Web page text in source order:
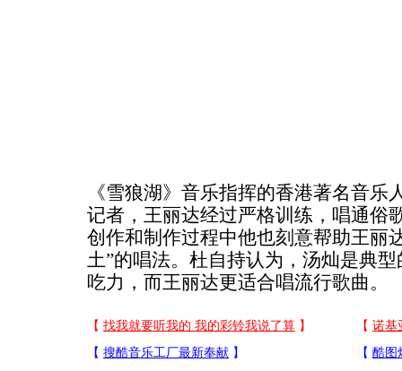
《雪狼湖》音乐指挥的香港著名音乐
记者，王丽达经过严格训练，唱通俗
创作和制作过程中他也刻意帮助王丽
土”的唱法。杜自持认为，汤灿是典
吃力，而王丽达更适合唱流行歌曲。